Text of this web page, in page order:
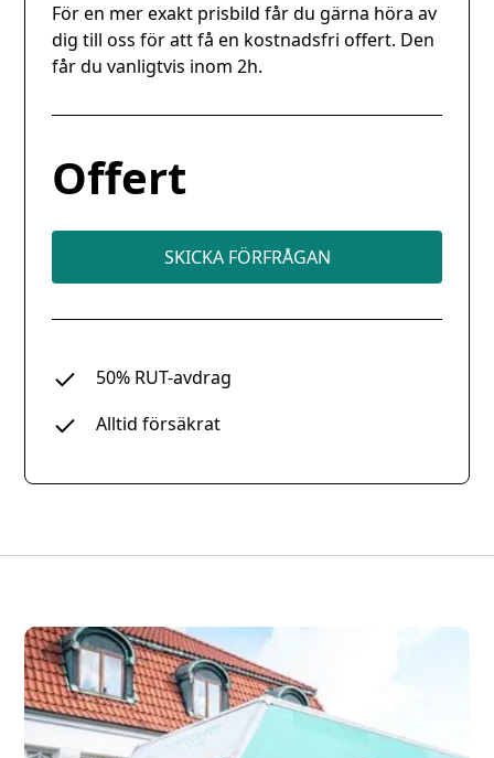
För en mer exakt prisbild får du gärna höra av
dig till oss för att få en kostnadsfri offert. Den
får du vanligtvis inom 2h.
Offert
SKICKA FÖRFRÅGAN
50% RUT-avdrag
Alltid försäkrat